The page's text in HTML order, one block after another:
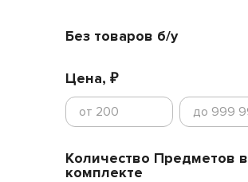
Без товаров б/у
Цена, ₽
Количество Предметов в
комплекте